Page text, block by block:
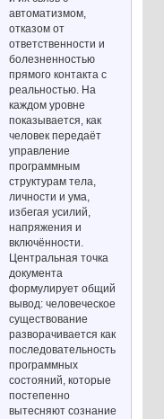
автоматизмом,
отказом от
ответственности и
болезненностью
прямого контакта с
реальностью. На
каждом уровне
показывается, как
человек передаёт
управление
программным
структурам тела,
личности и ума,
избегая усилий,
напряжения и
включённости.
Центральная точка
документа
формулирует общий
вывод: человеческое
существование
разворачивается как
последовательность
программных
состояний, которые
постепенно
вытесняют сознание